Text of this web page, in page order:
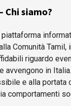
Chi siamo?
Comunità Tamil,
riguardo
avvengono in
e alla portata
comportamenti